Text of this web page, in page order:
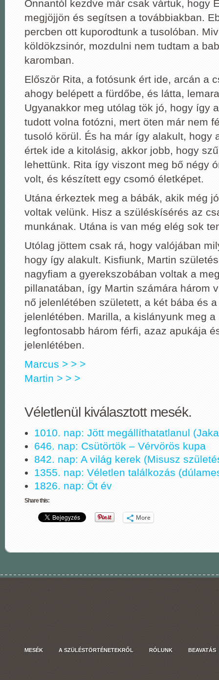
Onnantól kezdve már csak vártuk, hogy
megjöjjön és segítsen a továbbiakban.
percben ott kuporodtunk a tusolóban.
köldökzsinór, mozdulni nem tudtam a
karomban.
Először Rita, a fotósunk ért ide, arcán a
ahogy belépett a fürdőbe, és látta,
Ugyanakkor meg utólag tök jó, hogy így
tudott volna fotózni, mert öten már nem
tusoló körül. És ha már így alakult, hogy
értek ide a kitolásig, akkor jobb, hogy
lehettünk. Rita így viszont meg bő négy
volt, és készített egy csomó életképet.
Utána érkeztek meg a bábák, akik még
voltak velünk. Hisz a szüléskísérés az
munkának. Utána is van még elég sok
Utólag jöttem csak rá, hogy valójában
hogy így alakult. Kisfiunk, Martin
nagyfiam a gyerekszobában voltak a
pillanatában, így Martin számára három
nő jelenlétében született, a két bába és
jelenlétében. Marilla, a kislányunk meg a
legfontosabb három férfi, azaz apukája
jelenlétében.
Marcus > > >
Martin > > >
Véletlenül kiválasztott mesék.
1010. nap: Jött megállíthatatlanul
646. nap: Csütörtök ‒ Vérvörös kupa
842. nap: A világ kerek (Misusz
1355. nap: Véletlen találkozás
1826. nap: Öt év
Share this:
More
MESÉK A SZÜLÉSTÖRTÉNETEKRŐL RÓLUNK BEAVATÁS